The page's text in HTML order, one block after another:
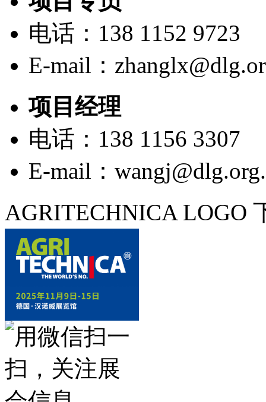
电话：138 1152 9723
E-mail：
项目经理
电话：138 1156 3307
E-mail：
AGRITECHNICA LOGO